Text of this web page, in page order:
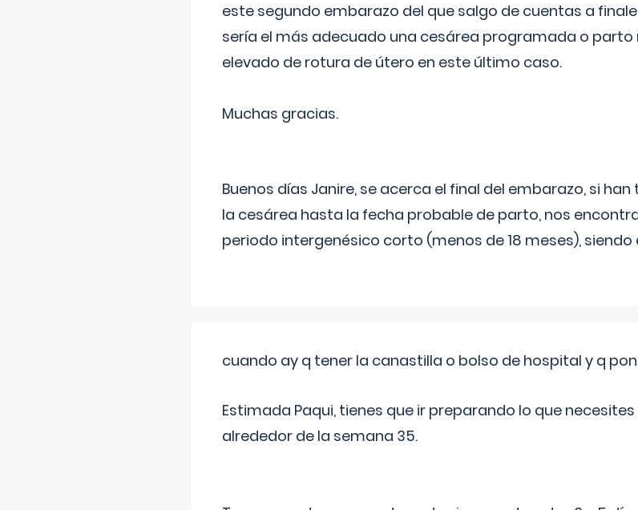
este segundo embarazo del que salgo de cuentas a
sería el más adecuado una cesárea programada o parto
elevado de rotura de útero en este último caso.
Muchas gracias.
Buenos días Janire, se acerca el final del embarazo, si
la cesárea hasta la fecha probable de parto, nos
periodo intergenésico corto (menos de 18 meses),
cuando ay q tener la canastilla o bolso de hospital y q
Estimada Paqui, tienes que ir preparando lo que
alrededor de la semana 35.